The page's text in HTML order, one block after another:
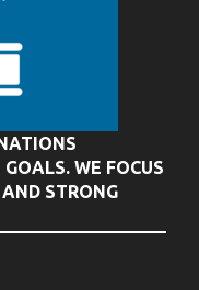
WE FOCUS
STRONG